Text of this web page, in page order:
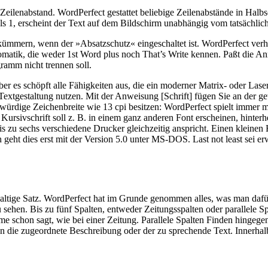
WordPerfect gestattet beliebige Zeilenabstände in
1, erscheint der Text auf dem Bildschirm unabhängig vom
wenn der »Absatzschutz« eingeschaltet ist. WordPerfect
die weder 1st Word plus noch That’s Write kennen. Paßt die
nicht trennen soll.
es schöpft alle Fähigkeiten aus, die ein moderner Matrix- oder
nutzen. Mit der Anweisung [Schrift] fügen Sie an der
Zeichenbreite wie 13 cpi besitzen: WordPerfect spielt
soll z. B. in einem ganz anderen Font erscheinen,
sechs verschiedene Drucker gleichzeitig anspricht. Einen
dies erst mit der Version 5.0 unter MS-DOS. Last not least sei
Satz. WordPerfect hat im Grunde genommen alles, was man
Bis zu fünf Spalten, entweder Zeitungsspalten oder parallele
schon sagt, wie bei einer Zeitung. Parallele Spalten Finden
die zugeordnete Beschreibung oder der zu sprechende Text.